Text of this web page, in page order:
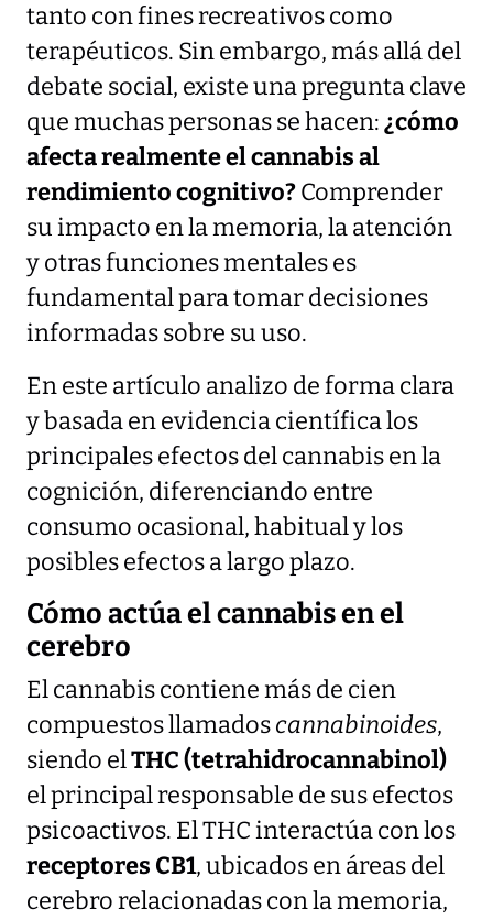
tanto con fines recreativos como
terapéuticos. Sin embargo, más allá del
debate social, existe una pregunta clave
que muchas personas se hacen:¿cómo
afecta realmente el cannabis al
rendimiento cognitivo?Comprender
su impacto en la memoria, la atención
y otras funciones mentales es
fundamental para tomar decisiones
informadas sobre su uso.
En este artículo analizo de forma clara
y basada en evidencia científica los
principales efectos del cannabis en la
cognición, diferenciando entre
consumo ocasional, habitual y los
posibles efectos a largo plazo.
Cómo actúa el cannabis en el
cerebro
El cannabis contiene más de cien
compuestos llamadoscannabinoides,
siendo elTHC (tetrahidrocannabinol)
el principal responsable de sus efectos
psicoactivos. El THC interactúa con los
receptores CB1, ubicados en áreas del
cerebro relacionadas con la memoria,